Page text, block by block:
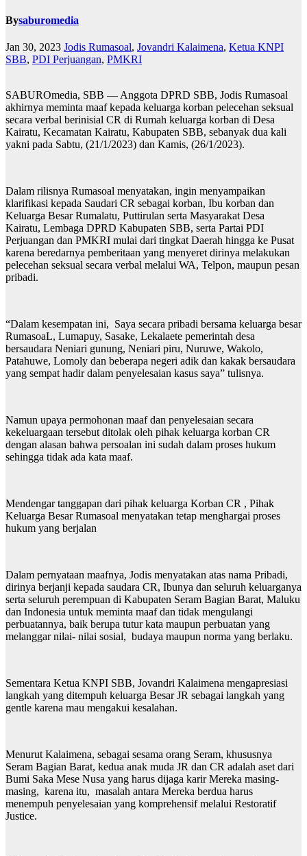
Bysaburomedia
Jan 30, 2023 Jodis Rumasoal, Jovandri Kalaimena, Ketua KNPI
SBB, PDI Perjuangan, PMKRI
SABUROmedia, SBB — Anggota DPRD SBB, Jodis Rumasoal
akhirnya meminta maaf kepada keluarga korban pelecehan seksual
secara verbal berinisial CR di Rumah keluarga korban di Desa
Kairatu, Kecamatan Kairatu, Kabupaten SBB, sebanyak dua kali
yakni pada Sabtu, (21/1/2023) dan Kamis, (26/1/2023).
Dalam rilisnya Rumasoal menyatakan, ingin menyampaikan
klarifikasi kepada Saudari CR sebagai korban, Ibu korban dan
Keluarga Besar Rumalatu, Puttirulan serta Masyarakat Desa
Kairatu, Lembaga DPRD Kabupaten SBB, serta Partai PDI
Perjuangan dan PMKRI mulai dari tingkat Daerah hingga ke Pusat
karena beredarnya pemberitaan yang menyeret dirinya melakukan
pelecehan seksual secara verbal melalui WA, Telpon, maupun pesan
pribadi.
“Dalam kesempatan ini, Saya secara pribadi bersama keluarga besar
RumasoaL, Lumapuy, Sasake, Lekalaete pemerintah desa
bersaudara Neniari gunung, Neniari piru, Nuruwe, Wakolo,
Patahuwe, Lomoly dan beberapa negeri adik dan kakak bersaudara
yang sempat hadir dalam penyelesaian kasus saya” tulisnya.
Namun upaya permohonan maaf dan penyelesaian secara
kekeluargaan tersebut ditolak oleh pihak keluarga korban CR
dengan alasan bahwa persoalan ini sudah dalam proses hukum
sehingga tidak ada kata maaf.
Mendengar tanggapan dari pihak keluarga Korban CR , Pihak
Keluarga Besar Rumasoal menyatakan tetap menghargai proses
hukum yang berjalan
Dalam pernyataan maafnya, Jodis menyatakan atas nama Pribadi,
dirinya berjanji kepada saudara CR, Ibunya dan seluruh keluarganya
serta seluruh perempuan di Kabupaten Seram Bagian Barat, Maluku
dan Indonesia untuk meminta maaf dan tidak mengulangi
perbuatannya, baik berupa tutur kata maupun perbuatan yang
melanggar nilai- nilai sosial, budaya maupun norma yang berlaku.
Sementara Ketua KNPI SBB, Jovandri Kalaimena mengapresiasi
langkah yang ditempuh keluarga Besar JR sebagai langkah yang
gentle karena mau mengakui kesalahan.
Menurut Kalaimena, sebagai sesama orang Seram, khususnya
Seram Bagian Barat, kedua anak muda JR dan CR adalah aset dari
Bumi Saka Mese Nusa yang harus dijaga karir Mereka masing-
masing, karena itu, masalah antara Mereka berdua harus
menempuh penyelesaian yang komprehensif melalui Restoratif
Justice.